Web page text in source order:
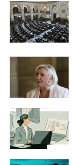
Despre noi /
Proiecte